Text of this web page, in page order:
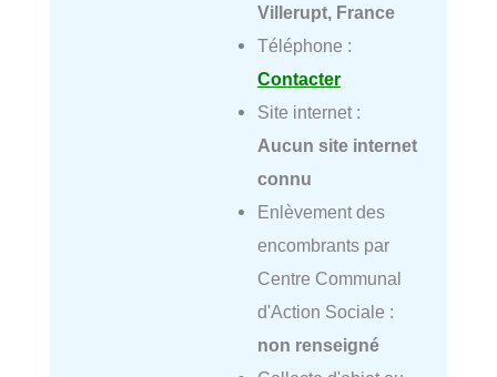
Villerupt, France
Téléphone :
Contacter
Site internet :
Aucun site internet
connu
Enlèvement des
encombrants par
Centre Communal
d'Action Sociale :
non renseigné